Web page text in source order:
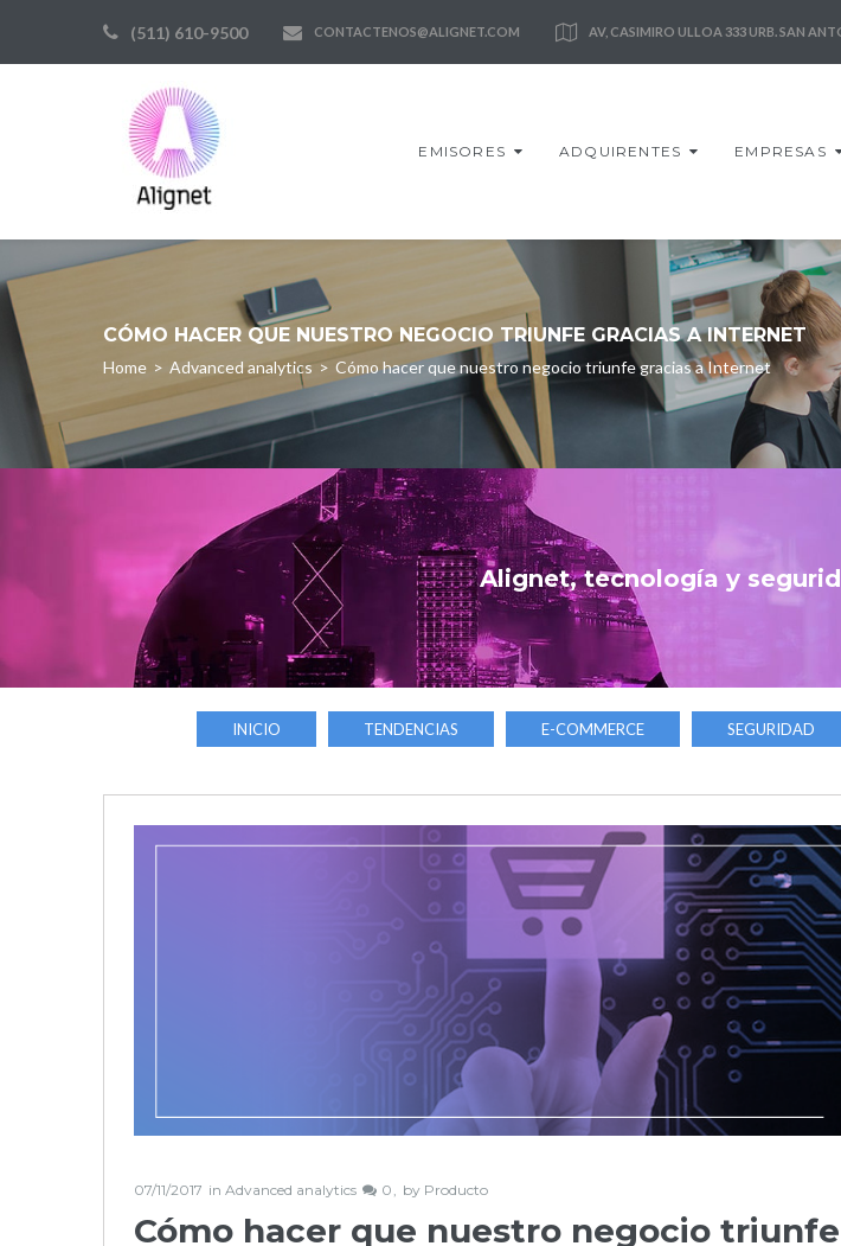
(511) 610-9500 CONTACTENOS@ALIGNET.COM AV, CASIMIRO ULLOA 333 URB. SAN
EMISORES ADQUIRENTES EMPRESAS
CÓMO HACER QUE NUESTRO NEGOCIO TRIUNFE GRACIAS A INTERNET
Home > Advanced analytics > Cómo hacer que nuestro negocio triunfe gracias a Internet
Alignet, tecnología y
INICIO TENDENCIAS E-COMMERCE SEGURIDAD
07/11/2017 in Advanced analytics 0 by Producto
Cómo hacer que nuestro negocio